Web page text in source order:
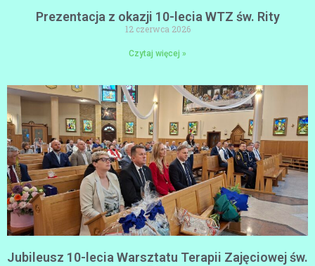
Prezentacja z okazji 10-lecia WTZ św. Rity
12 czerwca 2026
Czytaj więcej »
Jubileusz 10-lecia Warsztatu Terapii Zajęciowej św.